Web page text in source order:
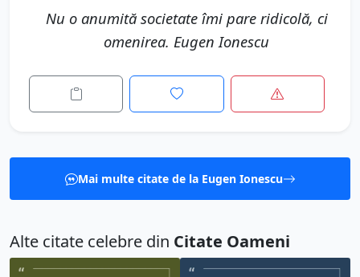
Nu o anumită societate îmi pare ridicolă, ci
omenirea. Eugen Ionescu
Mai multe citate de la Eugen Ionescu
Alte citate celebre din Citate Oameni